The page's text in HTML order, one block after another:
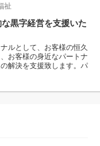
祉
黒字経営を支援いた
ルとして、お客様の恒久
お客様の身近なパートナ
解決を支援致します。パ